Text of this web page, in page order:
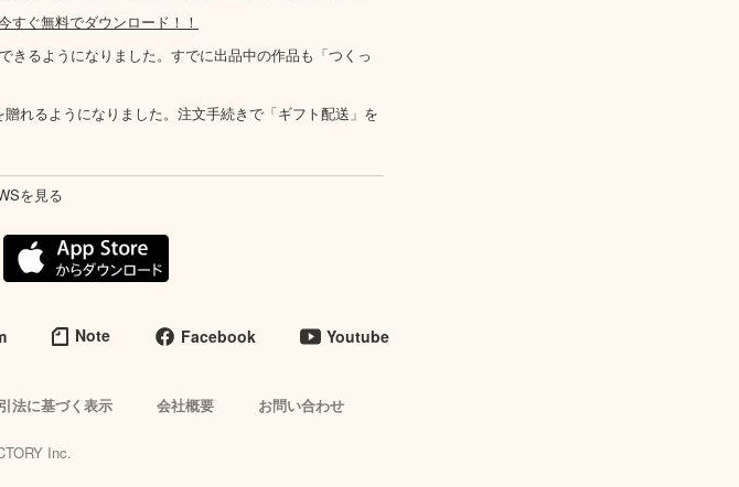
すぐ無料でダウンロード！！
きるようになりました。すでに出品中の作品も「つくっ
れるようになりました。注文手続きで「ギフト配送」を
を見る
Note Facebook Youtube
法に基づく表示 会社概要 お問い合わせ
Inc.